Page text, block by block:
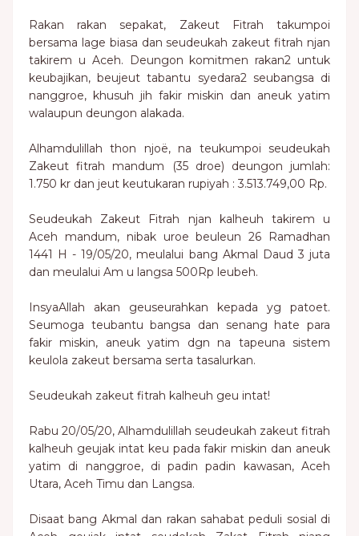
Rakan rakan sepakat, Zakeut Fitrah takumpoi
bersama lage biasa dan seudeukah zakeut fitrah njan
takirem u Aceh. Deungon komitmen rakan2 untuk
keubajikan, beujeut tabantu syedara2 seubangsa di
nanggroe, khusuh jih fakir miskin dan aneuk yatim
walaupun deungon alakada.
Alhamdulillah thon njoë, na teukumpoi seudeukah
Zakeut fitrah mandum (35 droe) deungon jumlah:
1.750 kr dan jeut keutukaran rupiyah : 3.513.749,00 Rp.
Seudeukah Zakeut Fitrah njan kalheuh takirem u
Aceh mandum, nibak uroe beuleun 26 Ramadhan
1441 H - 19/05/20, meulalui bang Akmal Daud 3 juta
dan meulalui Am u langsa 500Rp leubeh.
InsyaAllah akan geuseurahkan kepada yg patoet.
Seumoga teubantu bangsa dan senang hate para
fakir miskin, aneuk yatim dgn na tapeuna sistem
keulola zakeut bersama serta tasalurkan.
Seudeukah zakeut fitrah kalheuh geu intat!
Rabu 20/05/20, Alhamdulillah seudeukah zakeut fitrah
kalheuh geujak intat keu pada fakir miskin dan aneuk
yatim di nanggroe, di padin padin kawasan, Aceh
Utara, Aceh Timu dan Langsa.
Disaat bang Akmal dan rakan sahabat peduli sosial di